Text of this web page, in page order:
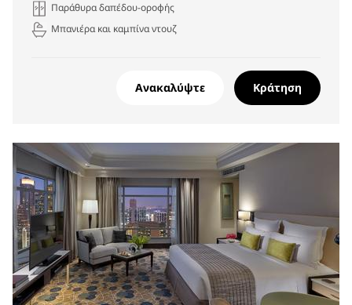
Παράθυρα δαπέδου-οροφής
Μπανιέρα και καμπίνα ντουζ
Ανακαλύψτε Κράτηση